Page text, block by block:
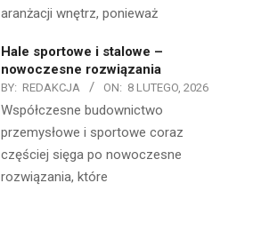
aranżacji wnętrz, ponieważ
Hale sportowe i stalowe –
nowoczesne rozwiązania
BY: REDAKCJA ON: 8 LUTEGO, 2026
Współczesne budownictwo
przemysłowe i sportowe coraz
częściej sięga po nowoczesne
rozwiązania, które